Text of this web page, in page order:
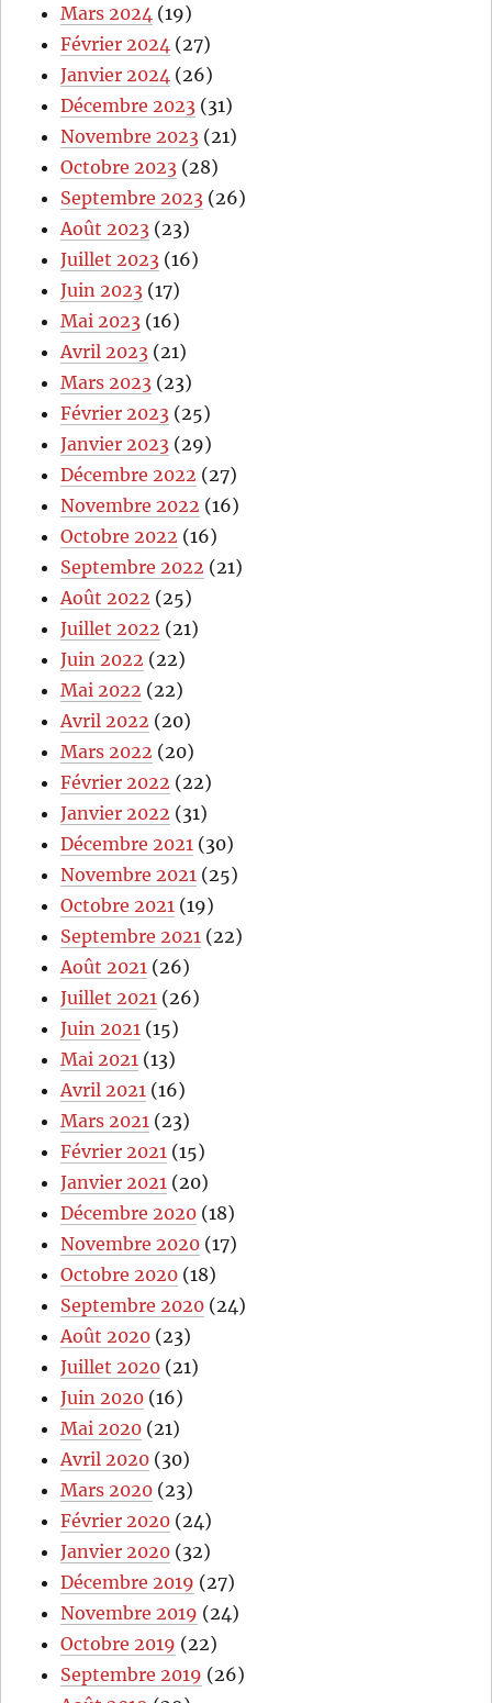
Mars 2024 (19)
Février 2024 (27)
Janvier 2024 (26)
Décembre 2023 (31)
Novembre 2023 (21)
Octobre 2023 (28)
Septembre 2023 (26)
Août 2023 (23)
Juillet 2023 (16)
Juin 2023 (17)
Mai 2023 (16)
Avril 2023 (21)
Mars 2023 (23)
Février 2023 (25)
Janvier 2023 (29)
Décembre 2022 (27)
Novembre 2022 (16)
Octobre 2022 (16)
Septembre 2022 (21)
Août 2022 (25)
Juillet 2022 (21)
Juin 2022 (22)
Mai 2022 (22)
Avril 2022 (20)
Mars 2022 (20)
Février 2022 (22)
Janvier 2022 (31)
Décembre 2021 (30)
Novembre 2021 (25)
Octobre 2021 (19)
Septembre 2021 (22)
Août 2021 (26)
Juillet 2021 (26)
Juin 2021 (15)
Mai 2021 (13)
Avril 2021 (16)
Mars 2021 (23)
Février 2021 (15)
Janvier 2021 (20)
Décembre 2020 (18)
Novembre 2020 (17)
Octobre 2020 (18)
Septembre 2020 (24)
Août 2020 (23)
Juillet 2020 (21)
Juin 2020 (16)
Mai 2020 (21)
Avril 2020 (30)
Mars 2020 (23)
Février 2020 (24)
Janvier 2020 (32)
Décembre 2019 (27)
Novembre 2019 (24)
Octobre 2019 (22)
Septembre 2019 (26)